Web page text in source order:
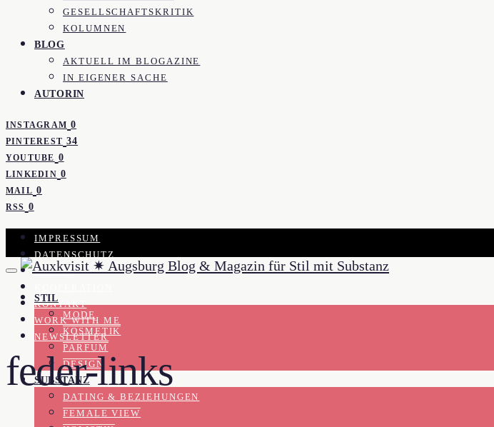
GESELLSCHAFTSKRITIK
KOLUMNEN
BLOG
AKTUELL IM BLOGAZINE
IN EIGENER SACHE
AUTORIN
INSTAGRAM 0
PINTEREST 34
YOUTUBE 0
LINKEDIN 0
MAIL 0
RSS 0
IMPRESSUM
DATENSCHUTZ
PRESSE
KONTAKT
WORK WITH ME
NEWSLETTER
STIL
MODE
KOSMETIK
PARFUM
DESIGN
SUBSTANZ
DATING & BEZIEHUNGEN
FEMALE VIEW
feder-links